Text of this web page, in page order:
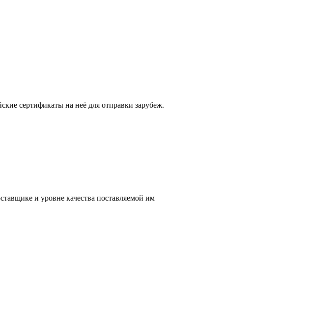
сертификаты на неё для отправки зарубеж.
и уровне качества поставляемой им